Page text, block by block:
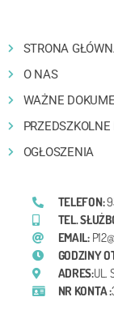
STRONA
O NAS
WAŻNE
OGŁOSZENIA
TELEFON:
TEL.
EMAIL:
GODZINY
ADRES:UL.
NR KONTA :